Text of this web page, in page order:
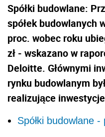
Spółki budowlane:
spółek budowlanych
proc. wobec roku
zł - wskazano w
Deloitte. Głównymi
rynku budowlanym
realizujące
Spółki budowlane